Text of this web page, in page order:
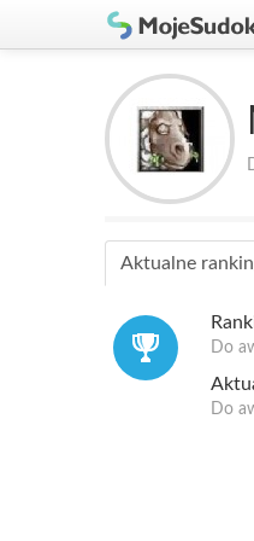
Aktualne
Do
Do